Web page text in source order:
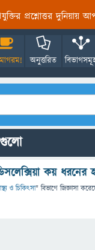
প্রশ্নোত্তর দুনিয়ায়
অনুত্তরিত
কয় ধরনের
ও চিকিৎসা" বিভাগে জিজ্ঞাসা